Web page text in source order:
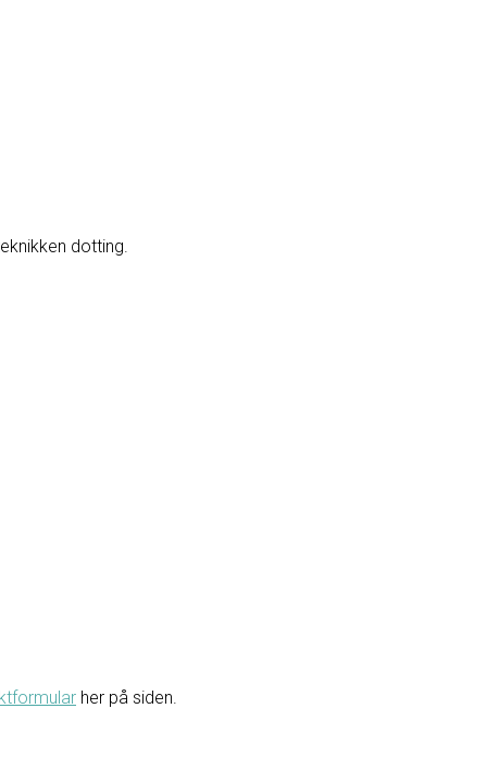
dotting.
her på siden.